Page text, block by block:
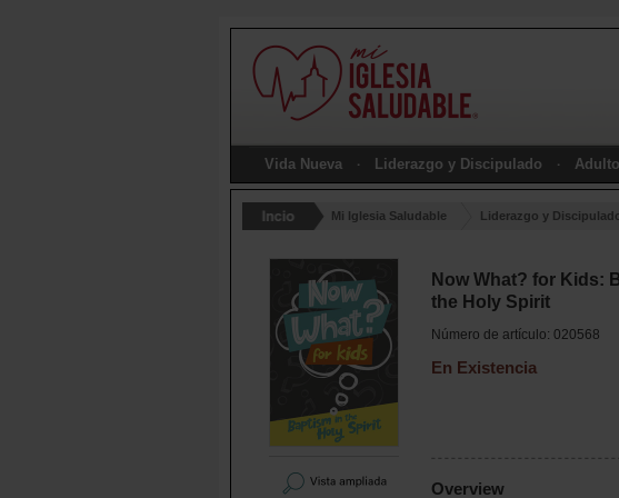
Vida Nueva Liderazgo y Discipulado
Mi Iglesia Saludable Liderazgo y
Now What? for Kids:
the Holy Spirit
Número de artículo: 020568
En Existencia
Overview